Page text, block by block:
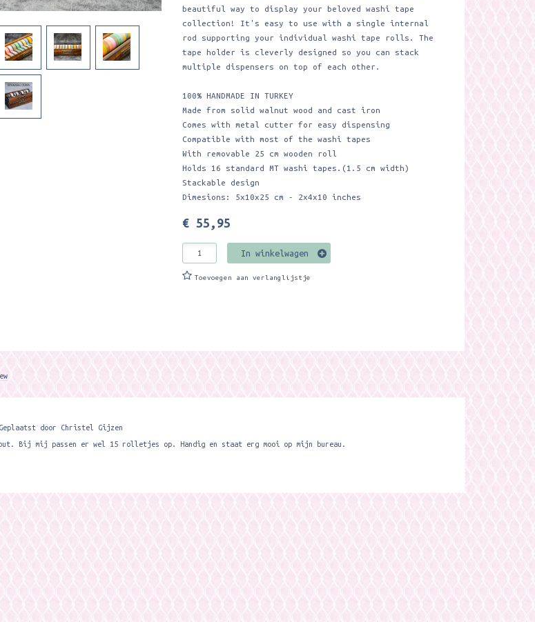
beautiful way to display your beloved washi tape
collection! It's easy to use with a single internal
rod supporting your individual washi tape rolls. The
tape holder is cleverly designed so you can stack
multiple dispensers on top of each other.
100% HANDMADE IN TURKEY
Made from solid walnut wood and cast iron
Comes with metal cutter for easy dispensing
Compatible with most of the washi tapes
With removable 25 cm wooden roll
Holds 16 standard MT washi tapes.(1.5 cm width)
Stackable design
Dimesions: 5x10x25 cm - 2x4x10 inches
€ 55,95
In winkelwagen
Toevoegen aan verlanglijstje
Geplaatst door Christel Gijzen
Bij mij passen er wel 15 rolletjes op. Handig en staat erg mooi op mijn bureau.